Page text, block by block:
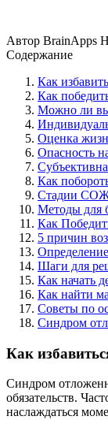
Автор BrainApps
Содержание
Как
Как
Можно ли
Оценка
Опасность
Как
Стадии
Методы для
Как
5 причин
Шаги для
Как начать
Как найти
Советы по
Синдром
Как
Синдром
обязательств.
наслаждаться